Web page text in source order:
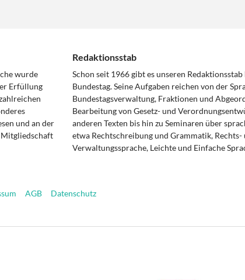
wurde
Erfüllung
und an der
Mitgliedschaft
Redaktionsstab
Schon seit 1966 gibt es unseren
Bundestag. Seine Aufgaben reichen von der
Bundestagsverwaltung, Fraktionen und
Bearbeitung von Gesetz- und
anderen Texten bis hin zu Seminaren über
etwa Rechtschreibung und Grammatik, Rechts-
Verwaltungssprache, Leichte und Einfache
AGB Datenschutz